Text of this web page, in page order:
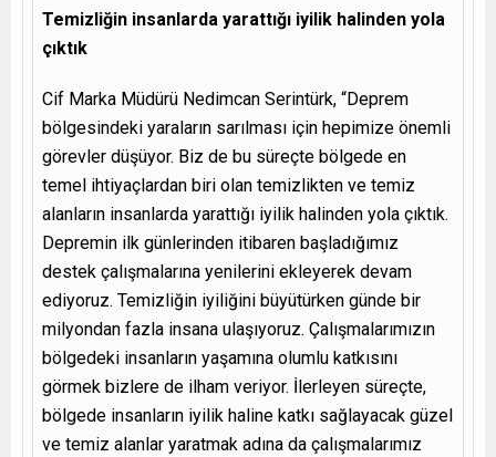
Temizliğin insanlarda yarattığı iyilik halinden yola
çıktık
Cif Marka Müdürü Nedimcan Serintürk, “Deprem
bölgesindeki yaraların sarılması için hepimize önemli
görevler düşüyor. Biz de bu süreçte bölgede en
temel ihtiyaçlardan biri olan temizlikten ve temiz
alanların insanlarda yarattığı iyilik halinden yola çıktık.
Depremin ilk günlerinden itibaren başladığımız
destek çalışmalarına yenilerini ekleyerek devam
ediyoruz. Temizliğin iyiliğini büyütürken günde bir
milyondan fazla insana ulaşıyoruz. Çalışmalarımızın
bölgedeki insanların yaşamına olumlu katkısını
görmek bizlere de ilham veriyor. İlerleyen süreçte,
bölgede insanların iyilik haline katkı sağlayacak güzel
ve temiz alanlar yaratmak adına da çalışmalarımız